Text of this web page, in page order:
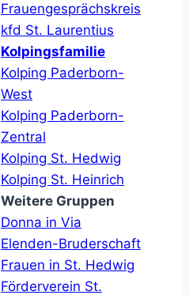
Frauengesprächskreis
kfd St. Laurentius
Kolpingsfamilie
Kolping Paderborn-
West
Kolping Paderborn-
Zentral
Kolping St. Hedwig
Kolping St. Heinrich
Weitere Gruppen
Donna in Via
Elenden-Bruderschaft
Frauen in St. Hedwig
Förderverein St.